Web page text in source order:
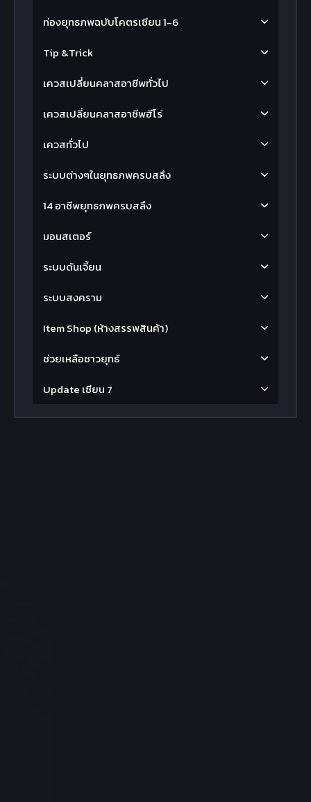
ท่องยุทธภพฉบับโคตรเซียน 1-6
Tip &Trick
เควสเปลี่ยนคลาสอาชีพทั่วไป
เควสเปลี่ยนคลาสอาชีพฮีโร่
เควสทั่วไป
ระบบต่างๆในยุทธภพครบสลึง
14 อาชีพยุทธภพครบสลึง
มอนสเตอร์
ระบบดันเจี้ยน
ระบบสงคราม
Item Shop (ห้างสรรพสินค้า)
ช่วยเหลือชาวยุทธ์
Update เซียน 7